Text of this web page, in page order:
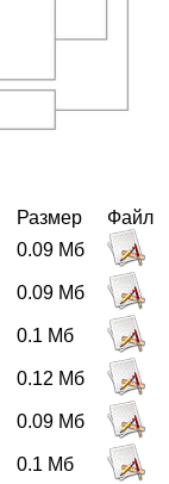
Размер
Файл
0.09 Мб
0.09 Мб
0.1 Мб
0.12 Мб
0.09 Мб
0.1 Мб